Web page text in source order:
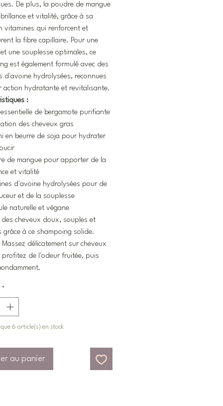
De plus, la poudre de mangue
et vitalité, grâce à sa
vitamines qui renforcent et
la fibre capillaire. Pour une
une souplesse optimales, ce
est également formulé avec des
d'avoine hydrolysées, reconnues
action hydratante et revitalisante.
:
essentielle de bergamote purifiante
des cheveux gras
en beurre de soja pour hydrater
de mangue pour apporter de la
et vitalité
d'avoine hydrolysées pour de
et de la souplesse
naturelle et végane
des cheveux doux, souples et
grâce à ce shampoing solide.
Massez délicatement sur cheveux
profitez de l'odeur fruitée, puis
*
que 6 article(s) en stock
au panier